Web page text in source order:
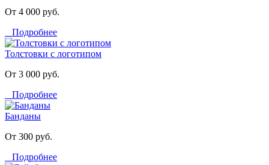
От 4 000 руб.
Подробнее
Толстовки с логотипом
От 3 000 руб.
Подробнее
Банданы
От 300 руб.
Подробнее